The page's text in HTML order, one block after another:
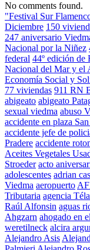
No comments found.
"Festival Sur
Diciembre 150
247 aniversario
Nacional por la Niñez
federal 44º edición de
Nacional del Mar y el
Economía Social y
77 viviendas 911 RN
abigeato abigeato
sexual viedma abuso
accidente en plaza
accidente jefe de
Pradere accidente
Aceites Vegetales
Stroeder acto
adolescentes adrian
Viedma aeropuerto
Tributaria agencia
Raúl Alfonsin aguas
Ahgzarn ahogado en
weretilneck alcira
Alejandro Asis